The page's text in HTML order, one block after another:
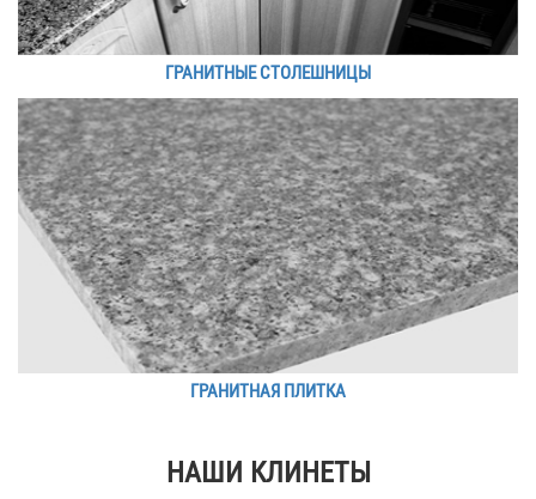
ГРАНИТНЫЕ СТОЛЕШНИЦЫ
ГРАНИТНАЯ ПЛИТКА
НАШИ КЛИНЕТЫ